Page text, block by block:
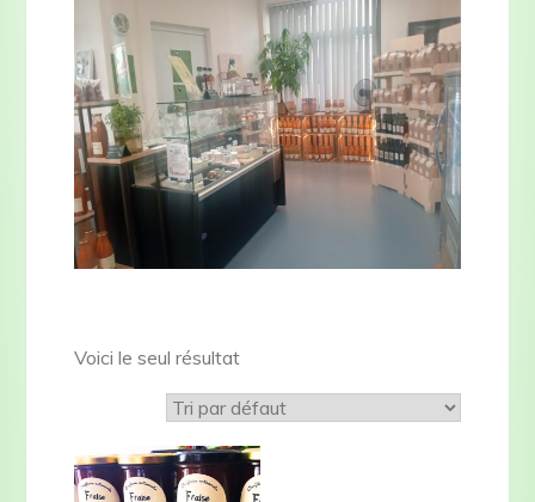
Voici le seul résultat